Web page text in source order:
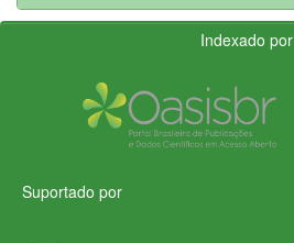
Indexado por
Suportado por